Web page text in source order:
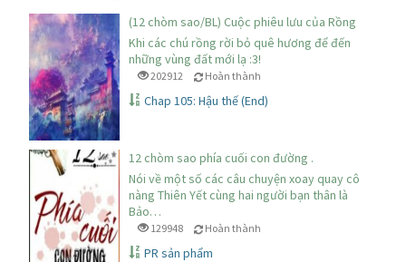
(12 chòm sao/BL) Cuộc phiêu lưu của Rồng
Khi các chú rồng rời bỏ quê hương để đến
những vùng đất mới lạ :3!
202912 Hoàn thành
Chap 105: Hậu thế (End)
12 chòm sao phía cuối con đường .
Nói về một số các câu chuyện xoay quay cô
nàng Thiên Yết cùng hai người bạn thân là
Bảo…
129948 Hoàn thành
PR sản phẩm